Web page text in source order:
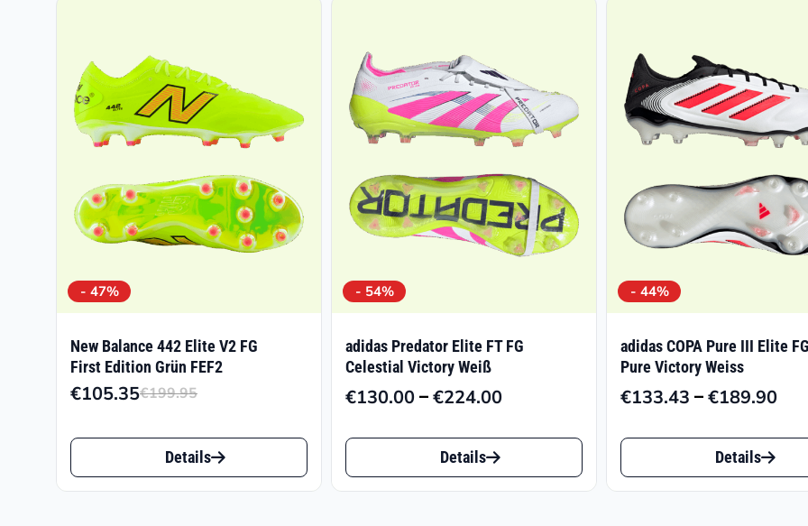
- 47%
New Balance 442 Elite V2 FG
First Edition Grün FEF2
€199.95
war:
€199.95
€105.35
ist:
€105.35.
Dieses
Produkt
Details
- 54%
adidas Predator Elite FT FG
Celestial Victory Weiß
€130.00–€224.00Preisspanne:
€224.00
Dieses
Produkt
Details
- 44%
adidas COPA Pure III Elite FG
Pure Victory Weiss
€133.43 –€189.90
Dieses
Produkt
Details